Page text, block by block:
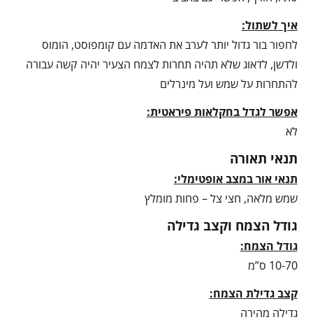
איך לשתול:
לחפור בור גדול יותר לערב את האדמה עם קומפוסט, הומוס
ולדשן, לדאוג שלא תהיה תחרות לצמח הצעיר יהיה קשה עבורה
להתחרות על שמש ועל מינרלים
אפשר לגדל בחקלאות פיראטית:
לא
תנאי תאורה
תנאי אור במצב אופטימלי:
שמש מלאה, חצי צל – פחות מומלץ
גודל הצמח וקצב גדילה
גודל הצמח:
10-70 ס”מ
קצב גדילת הצמח:
גדילה מהירה